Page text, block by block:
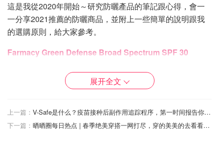
這是我從2020年開始～研究防曬產品的筆記跟心得，會一
一分享2021推薦的防曬商品，並附上一些簡單的說明跟我
的選購原則，給大家參考。
Farmacy Green Defense Broad Spectrum SPF 30
展开全文
上一篇：
V-Safe是什么？疫苗接种后副作用追踪程序，第一时间报告你的副作用！
下一篇：
晒晒圈每日热点 | 春季绝美穿搭一网打尽，穿的美美的去看看人间四月天！